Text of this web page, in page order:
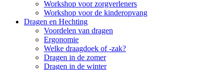
Workshop voor zorgverleners
Workshop voor de kinderopvang
Dragen en Hechting
Voordelen van dragen
Ergonomie
Welke draagdoek of -zak?
Dragen in de zomer
Dragen in de winter